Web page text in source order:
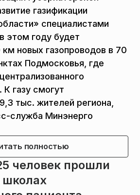
газификации
специалистами
этом году будет
новых газопроводов в 70
Подмосковья, где
К газу смогут
тыс. жителей региона,
служба Минэнерго
полностью
человек прошли
школах